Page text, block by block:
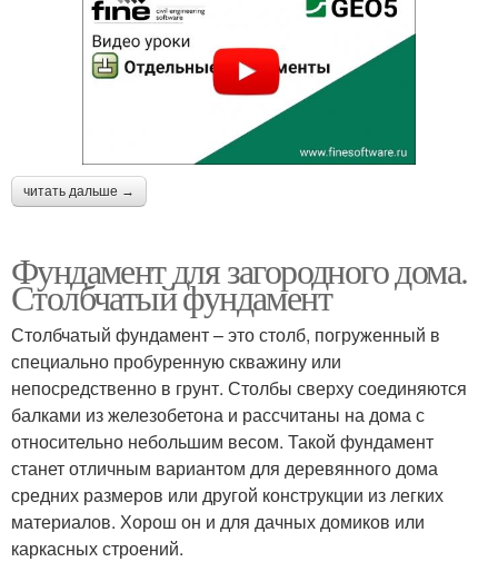
читать дальше →
Фундамент для загородного дома.
Столбчатый фундамент
Столбчатый фундамент – это столб, погруженный в
специально пробуренную скважину или
непосредственно в грунт. Столбы сверху соединяются
балками из железобетона и рассчитаны на дома с
относительно небольшим весом. Такой фундамент
станет отличным вариантом для деревянного дома
средних размеров или другой конструкции из легких
материалов. Хорош он и для дачных домиков или
каркасных строений.